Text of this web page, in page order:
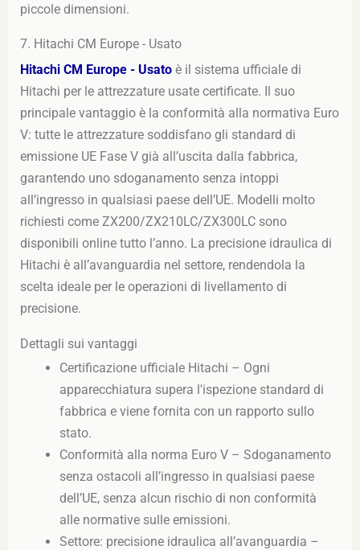
piccole dimensioni.
7. Hitachi CM Europe - Usato
Hitachi CM Europe - Usato è il sistema ufficiale di
Hitachi per le attrezzature usate certificate. Il suo
principale vantaggio è la conformità alla normativa Euro
V: tutte le attrezzature soddisfano gli standard di
emissione UE Fase V già all’uscita dalla fabbrica,
garantendo uno sdoganamento senza intoppi
all’ingresso in qualsiasi paese dell’UE. Modelli molto
richiesti come ZX200/ZX210LC/ZX300LC sono
disponibili online tutto l’anno. La precisione idraulica di
Hitachi è all’avanguardia nel settore, rendendola la
scelta ideale per le operazioni di livellamento di
precisione.
Dettagli sui vantaggi
Certificazione ufficiale Hitachi – Ogni
apparecchiatura supera l'ispezione standard di
fabbrica e viene fornita con un rapporto sullo
stato.
Conformità alla norma Euro V – Sdoganamento
senza ostacoli all’ingresso in qualsiasi paese
dell’UE, senza alcun rischio di non conformità
alle normative sulle emissioni.
Settore: precisione idraulica all’avanguardia –